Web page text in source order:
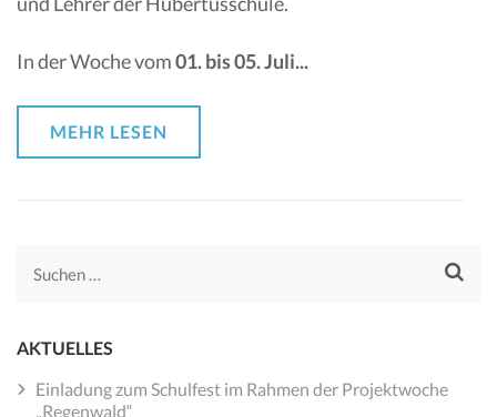
In der Woche vom01. bis 05. Juli...
MEHR LESEN
Suchen
AKTUELLES
Einladung zum Schulfest im Rahmen der Projektwoche
„Regenwald“